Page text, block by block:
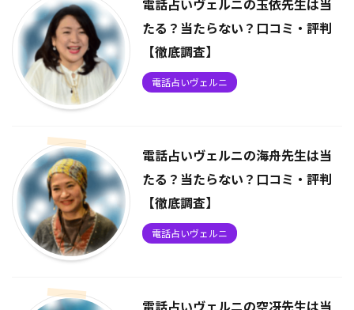
電話占いヴェルニの玉依先生は当
たる？当たらない？口コミ・評判
【徹底調査】
電話占いヴェルニ
電話占いヴェルニの海舟先生は当
たる？当たらない？口コミ・評判
【徹底調査】
電話占いヴェルニ
電話占いヴェルニの空冴先生は当